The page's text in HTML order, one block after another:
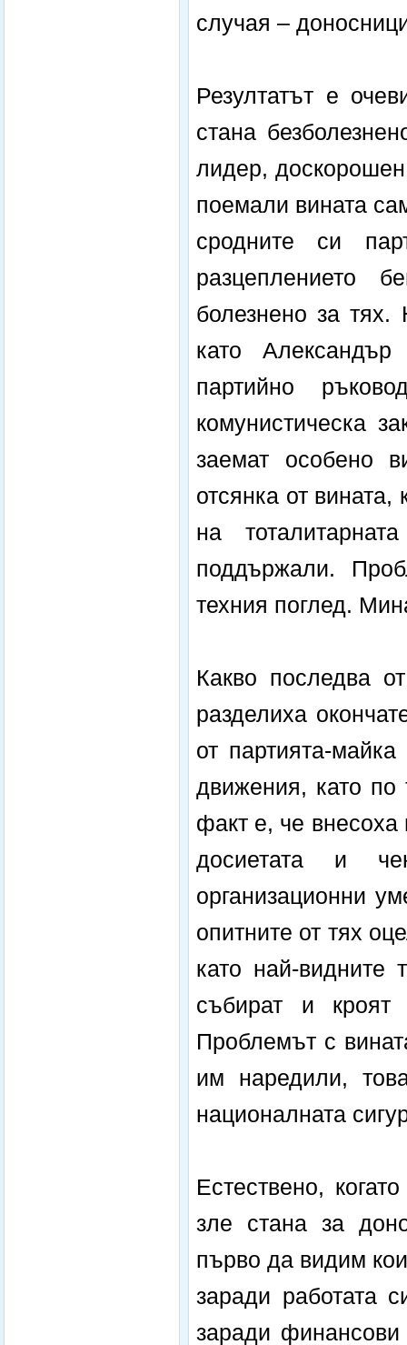
случая –
Резултатът е
стана
лидер,
поемали вината
сродните си
разцеплението
болезнено за
като
партийно
комунистическа
заемат особено
отсянка от
на
поддържали.
техния поглед.
Какво последва
разделиха
от партията-
движения, като по
факт е, че внесоха
досиетата и
организационни
опитните от тях
като най-
събират и кроят
Проблемът с
им наредили,
националната
Естествено,
зле стана за
първо да видим
заради работата
заради